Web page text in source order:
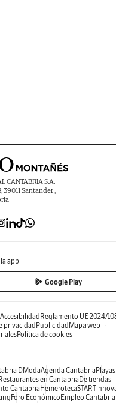
CANTABRIA S.A.
39011 Santander ,
app
Google Play
Accesibilidad Reglamento UE 2024/
privacidad Publicidad Mapa web
Política de cookies
DModaAgenda Cantabria Playas
Restaurantes en Cantabria De tiendas
CantabriaHemeroteca
Foro Económico Empleo Cantabria